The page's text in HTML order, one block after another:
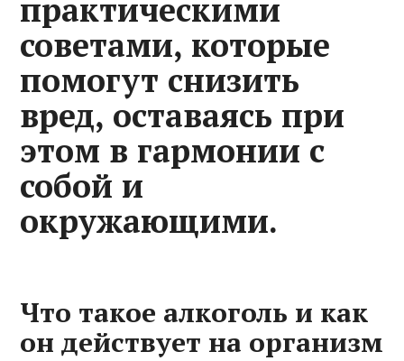
практическими
советами, которые
помогут снизить
вред, оставаясь при
этом в гармонии с
собой и
окружающими.
Что такое алкоголь и как
он действует на организм